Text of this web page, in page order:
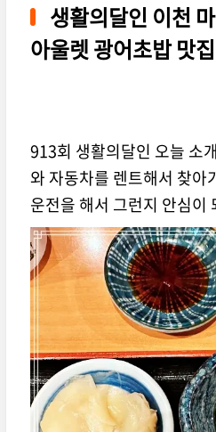
생활의달인 이천
아울렛 광어초밥 맛
913회 생활의달인 오늘 소
와 자동차를 렌트해서 찾아
운전을 해서 그런지 안심이